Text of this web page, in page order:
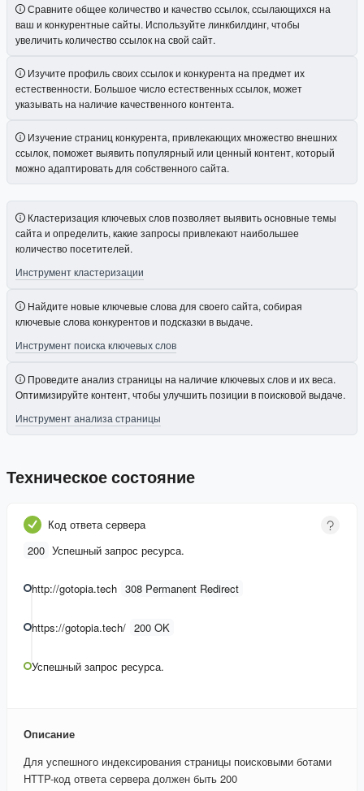
Сравните общее количество и качество ссылок, ссылающихся на
ваш и конкурентные сайты. Используйте линкбилдинг, чтобы
увеличить количество ссылок на свой сайт.
Изучите профиль своих ссылок и конкурента на предмет их
естественности. Большое число естественных ссылок, может
указывать на наличие качественного контента.
Изучение страниц конкурента, привлекающих множество внешних
ссылок, поможет выявить популярный или ценный контент, который
можно адаптировать для собственного сайта.
Кластеризация ключевых слов позволяет выявить основные темы
сайта и определить, какие запросы привлекают наибольшее
количество посетителей.
Инструмент кластеризации
Найдите новые ключевые слова для своего сайта, собирая
ключевые слова конкурентов и подсказки в выдаче.
Инструмент поиска ключевых слов
Проведите анализ страницы на наличие ключевых слов и их веса.
Оптимизируйте контент, чтобы улучшить позиции в поисковой выдаче.
Инструмент анализа страницы
Техническое состояние
Код ответа сервера
200 Успешный запрос ресурса.
http://gotopia.tech 308 Permanent Redirect
https://gotopia.tech/ 200 OK
Успешный запрос ресурса.
Описание
Для успешного индексирования страницы поисковыми ботами
HTTP-код ответа сервера должен быть 200